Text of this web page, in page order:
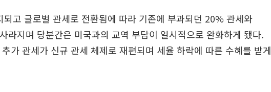
되고 글로벌 관세로 전환됨에 따라 기존에 부과되던 20% 관세와
라지며 당분간은 미국과의 교역 부담이 일시적으로 완화하게 됐다.
가 관세가 신규 관세 체제로 재편되며 세율 하락에 따른 수혜를 받게